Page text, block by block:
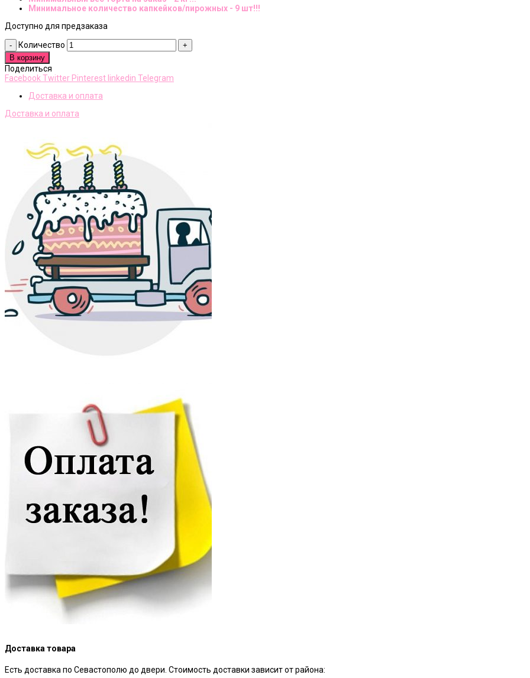
Минимальное количество капкейков/пирожных - 9 шт!!!
Доступно для предзаказа
Количество
В корзину
Поделиться
Facebook Twitter Pinterest linkedin Telegram
Доставка и оплата
Доставка и оплата
Доставка товара
Есть доставка по Севастополю до двери. Стоимость доставки зависит от района: